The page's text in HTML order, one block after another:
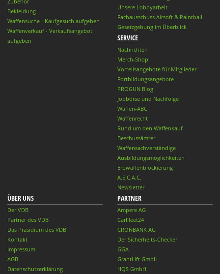
Bekleidung
Waffensuche - Kaufgesuch aufgeben
Waffenverkauf - Verkaufsangebot
aufgeben
Unsere Lobbyarbeit
Fachausschuss Airsoft & Paintball
Gesetzgebung im Überblick
SERVICE
Nachrichten
Merch-Shop
Vorteilsangebote für Mitglieder
Fortbildungsangebote
PROGUN Blog
Jobbörse und Nachfolge
Waffen-ABC
Waffenrecht
Rund um den Waffenkauf
Beschussämter
Waffensachverständige
Ausbildungsmöglichkeiten
Erbwaffenblockierung
A.E.C.A.C.
Newsletter
ÜBER UNS
Der VDB
Partner des VDB
Das Präsidium des VDB
Kontakt
Impressum
AGB
Datenschutzerklärung
PARTNER
Ampere AG
CarFleet24
CRONBANK AG
Der Sicherheits-Checker
GGA
GrantLift GmbH
HQS GmbH